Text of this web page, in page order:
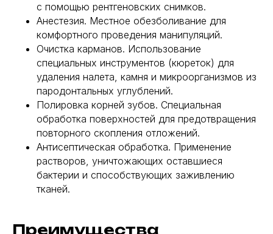
с помощью рентгеновских снимков.
Анестезия. Местное обезболивание для
комфортного проведения манипуляций.
Очистка карманов. Использование
специальных инструментов (кюреток) для
удаления налета, камня и микроорганизмов из
пародонтальных углублений.
Полировка корней зубов. Специальная
обработка поверхностей для предотвращения
повторного скопления отложений.
Антисептическая обработка. Применение
растворов, уничтожающих оставшиеся
бактерии и способствующих заживлению
тканей.
Преимущества